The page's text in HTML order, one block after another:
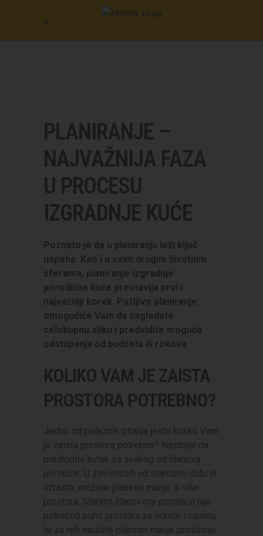
PLANIRANJE –
NAJVAŽNIJA FAZA
U PROCESU
IZGRADNJE KUĆE
Poznato je da u planiranju leži ključ
uspeha. Kao i u svim drugim životnim
sferama, planiranje izgradnje
porodične kuće prestavlja prvi i
najvažniji korak. Pažljivo planiranje
omogućiće Vam da sagledate
celokupnu sliku i predvidite moguća
odstupanja od budžeta ili rokova.
KOLIKO VAM JE ZAISTA
PROSTORA POTREBNO?
Jedno od polaznih pitanja jeste koliko Vam
je zaista prostora potrebno? Nastojte da
predvidite kutak za svakog od članova
porodice. U zavisnosti od starosne dobi ili
uzrasta, možete planirati manje ili više
prostora. Starijim članovima porodice nije
potrebno puno prostora za odmor i osamu,
te za njih možete planirati manje prostorije.